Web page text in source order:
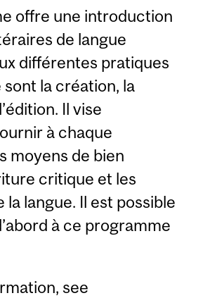
offre une introduction
de langue
différentes pratiques
la création, la
Il vise
à chaque
moyens de bien
critique et les
la langue. Il est possible
à ce programme
see